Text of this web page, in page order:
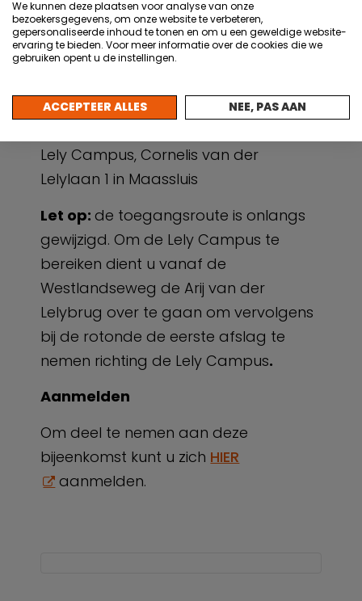
verwerken
20:00 Hapjes en drankjes
Locatie
Lely Campus, Cornelis van der
Lelylaan 1 in Maassluis
Let op: de toegangsroute is onlangs
gewijzigd. Om de Lely Campus te
bereiken dient u vanaf de
Westlandseweg de Arij van der
Lelybrug over te gaan om vervolgens
bij de rotonde de eerste afslag te
nemen richting de Lely Campus.
Aanmelden
Om deel te nemen aan deze
bijeenkomst kunt u zich HIER
aanmelden.
We kunnen deze plaatsen voor analyse van onze
bezoekersgegevens, om onze website te verbeteren,
gepersonaliseerde inhoud te tonen en om u een geweldige website-
ervaring te bieden. Voor meer informatie over de cookies die we
gebruiken opent u de instellingen.
ACCEPTEER ALLES NEE, PAS AAN